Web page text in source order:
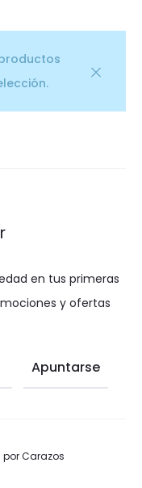
en tus primeras
y ofertas
porCarazos